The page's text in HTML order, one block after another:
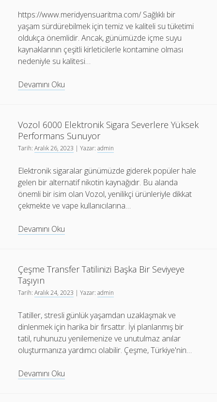
https://www.meridyensuaritma.com/ Sağlıklı bir
yaşam sürdürebilmek için temiz ve kaliteli su tüketimi
oldukça önemlidir. Ancak, günümüzde içme suyu
kaynaklarının çeşitli kirleticilerle kontamine olması
nedeniyle su kalitesi…
Devamını Oku
ve
Su
Kalitesini
Geliştirmenin
Yolları
Vozol 6000 Elektronik Sigara Severlere Yüksek
Performans Sunuyor
Tarih:Aralık 26, 2023 | Yazar:admin
Elektronik sigaralar günümüzde giderek popüler hale
gelen bir alternatif nikotin kaynağıdır. Bu alanda
önemli bir isim olan Vozol, yenilikçi ürünleriyle dikkat
çekmekte ve vape kullanıcılarına…
Devamını Oku
Sigara
Severlere
Performans
Sunuyor
Çeşme Transfer Tatilinizi Başka Bir Seviyeye
Taşıyın
Tarih:Aralık 24, 2023 | Yazar:admin
Tatiller, stresli günlük yaşamdan uzaklaşmak ve
dinlenmek için harika bir fırsattır. İyi planlanmış bir
tatil, ruhunuzu yenilemenize ve unutulmaz anılar
oluşturmanıza yardımcı olabilir. Çeşme, Türkiye'nin…
Devamını Oku